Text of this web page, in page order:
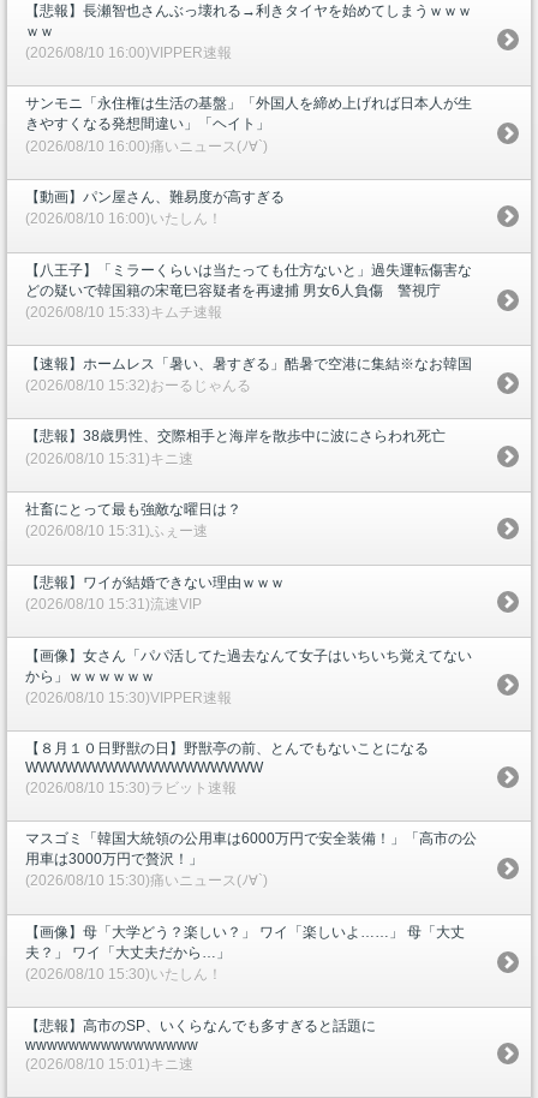
【悲報】長瀬智也さんぶっ壊れる→利きタイヤを始めてしまうｗｗｗ
ｗｗ
(2026/08/10 16:00)VIPPER速報
サンモニ「永住権は生活の基盤」「外国人を締め上げれば日本人が生
きやすくなる発想間違い」「ヘイト」
(2026/08/10 16:00)痛いニュース(ﾉ∀`)
【動画】パン屋さん、難易度が高すぎる
(2026/08/10 16:00)いたしん！
【八王子】「ミラーくらいは当たっても仕方ないと」過失運転傷害な
どの疑いで韓国籍の宋竜巳容疑者を再逮捕 男女6人負傷 警視庁
(2026/08/10 15:33)キムチ速報
【速報】ホームレス「暑い、暑すぎる」酷暑で空港に集結※なお韓国
(2026/08/10 15:32)おーるじゃんる
【悲報】38歳男性、交際相手と海岸を散歩中に波にさらわれ死亡
(2026/08/10 15:31)キニ速
社畜にとって最も強敵な曜日は？
(2026/08/10 15:31)ふぇー速
【悲報】ワイが結婚できない理由ｗｗｗ
(2026/08/10 15:31)流速VIP
【画像】女さん「パパ活してた過去なんて女子はいちいち覚えてない
から」ｗｗｗｗｗｗ
(2026/08/10 15:30)VIPPER速報
【８月１０日野獣の日】野獣亭の前、とんでもないことになる
WWWWWWWWWWWWWWWWWW
(2026/08/10 15:30)ラビット速報
マスゴミ「韓国大統領の公用車は6000万円で安全装備！」「高市の公
用車は3000万円で贅沢！」
(2026/08/10 15:30)痛いニュース(ﾉ∀`)
【画像】母「大学どう？楽しい？」 ワイ「楽しいよ……」 母「大丈
夫？」 ワイ「大丈夫だから…」
(2026/08/10 15:30)いたしん！
【悲報】高市のSP、いくらなんでも多すぎると話題に
wwwwwwwwwwwwwwww
(2026/08/10 15:01)キニ速